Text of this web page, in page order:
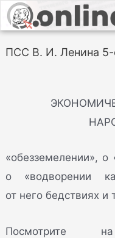
ПСС В. И. Ленина 5-
«обезземелении», о
о «водворении
от него бедствиях и
Посмотрите